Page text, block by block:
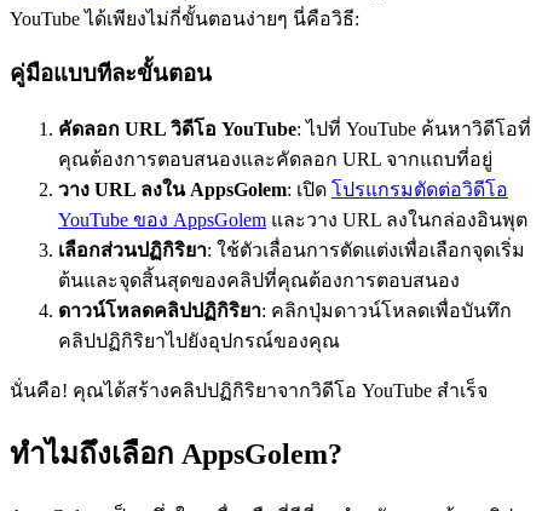
YouTube ได้เพียงไม่กี่ขั้นตอนง่ายๆ นี่คือวิธี:
คู่มือแบบทีละขั้นตอน
คัดลอก URL วิดีโอ YouTube: ไปที่ YouTube ค้นหาวิดีโอที่
คุณต้องการตอบสนองและคัดลอก URL จากแถบที่อยู่
วาง URL ลงใน AppsGolem: เปิด โปรแกรมตัดต่อวิดีโอ
YouTube ของ AppsGolem และวาง URL ลงในกล่องอินพุต
เลือกส่วนปฏิกิริยา: ใช้ตัวเลื่อนการตัดแต่งเพื่อเลือกจุดเริ่ม
ต้นและจุดสิ้นสุดของคลิปที่คุณต้องการตอบสนอง
ดาวน์โหลดคลิปปฏิกิริยา: คลิกปุ่มดาวน์โหลดเพื่อบันทึก
คลิปปฏิกิริยาไปยังอุปกรณ์ของคุณ
นั่นคือ! คุณได้สร้างคลิปปฏิกิริยาจากวิดีโอ YouTube สำเร็จ
ทําไมถึงเลือก AppsGolem?